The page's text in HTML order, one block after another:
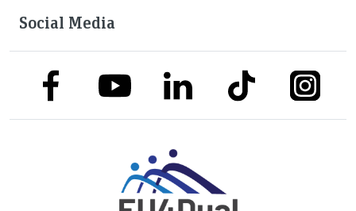
Social Media
link to facebooklink to youtubelink to linkedinlink to tiktok link to